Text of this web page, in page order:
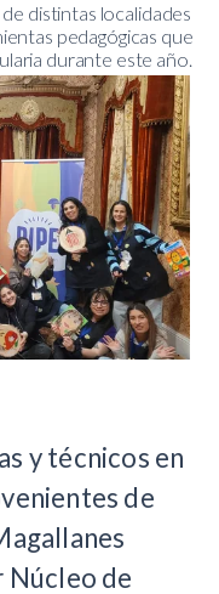
distintas localidades
pedagógicas que
durante este año.
y técnicos en
de
Núcleo de